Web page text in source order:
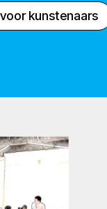
kunstenaars